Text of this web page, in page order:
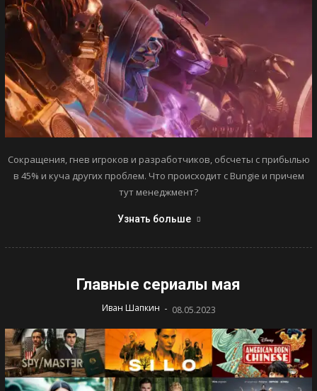
Сокращения, гнев игроков и разработчиков, обсчеты с прибылью
в 45% и куча других проблем. Что происходит с Bungie и причем
тут менеджмент?
Узнать больше
Главные сериалы мая
Иван Шапкин - 08.05.2023